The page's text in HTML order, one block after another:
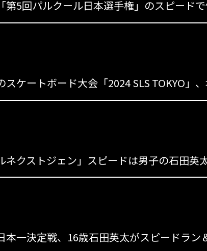
スケートボード大会「2024 SLS TOKYO」